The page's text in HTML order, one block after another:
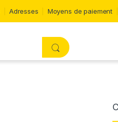
Adresses Moyens de paiement